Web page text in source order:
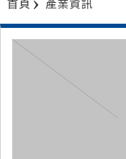
首頁 產業資訊